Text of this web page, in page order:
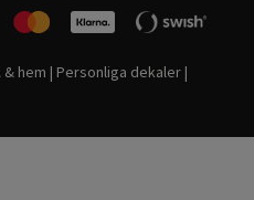
hem | Personliga dekaler |